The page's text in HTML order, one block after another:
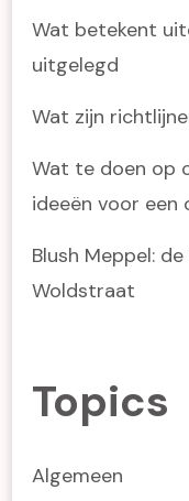
Wat betekent
uitgelegd
Wat zijn
Wat te doen op
ideeën voor een
Blush Meppel:
Woldstraat
Topics
Algemeen